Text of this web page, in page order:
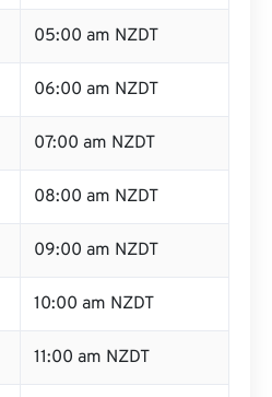
05:00 am NZDT
06:00 am NZDT
07:00 am NZDT
08:00 am NZDT
09:00 am NZDT
10:00 am NZDT
11:00 am NZDT